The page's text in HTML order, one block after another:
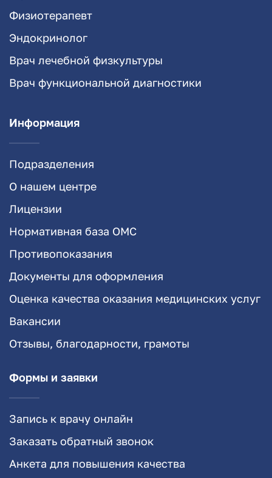
Физиотерапевт
Эндокринолог
Врач лечебной физкультуры
Врач функциональной диагностики
Информация
Подразделения
О нашем центре
Лицензии
Нормативная база ОМС
Противопоказания
Документы для оформления
Оценка качества оказания медицинских услуг
Вакансии
Отзывы, благодарности, грамоты
Формы и заявки
Запись к врачу онлайн
Заказать обратный звонок
Анкета для повышения качества